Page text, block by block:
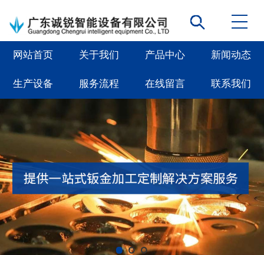
网站首页 关于我们 产品中心 新闻动态
生产设备 服务流程 在线留言 联系我们